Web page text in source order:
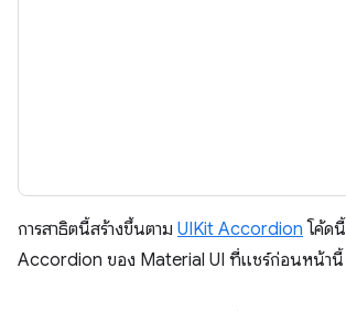
การสาธิตนี้สร้างขึ้นตาม UIKit Accordion โค้ด
Accordion ของ Material UI ที่แชร์ก่อนหน้านี้